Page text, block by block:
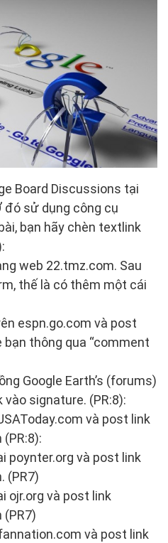
Board Discussions tại
đó sử dụng công cụ
bạn hãy chèn textlink
web 22.tmz.com. Sau
thế là có thêm một cái
espn.go.com và post
thông qua “comment
Google Earth’s (forums)
signature. (PR:8):
và post link
poynter.org và post link
(PR7)
ojr.org và post link
và post link